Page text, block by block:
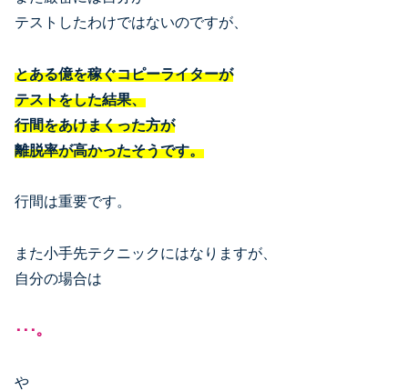
テストしたわけではないのですが、
とある億を稼ぐコピーライターが
テストをした結果、
行間をあけまくった方が
離脱率が高かったそうです。
行間は重要です。
また小手先テクニックにはなりますが、
自分の場合は
･･･。
や